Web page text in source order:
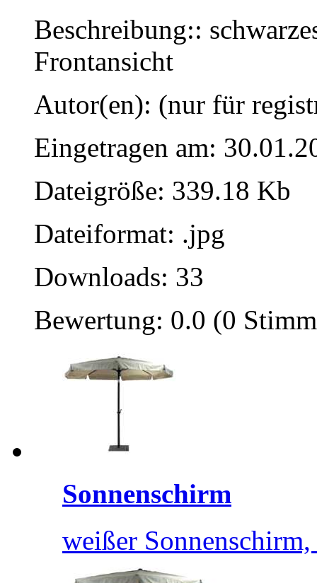
Beschreibung::
Frontansicht
Autor(en): (nur für
Eingetragen am:
Dateigröße: 339.18 Kb
Dateiformat: .jpg
Downloads: 33
Bewertung: 0.0 (0
Sonnenschirm
weißer